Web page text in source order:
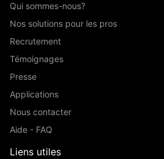
Qui sommes-nous?
Nos solutions pour les pros
Recrutement
Témoignages
Presse
Applications
Nous contacter
Aide - FAQ
Liens utiles